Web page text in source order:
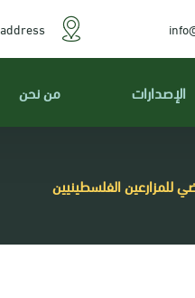
address
الإصدارات من نحن
للمزارعين الفلسطينيين